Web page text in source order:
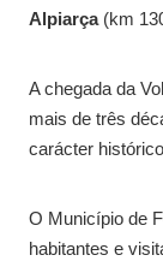
Alpiarça(km
A chegada da
mais de três
carácter
O Município de
habitantes e